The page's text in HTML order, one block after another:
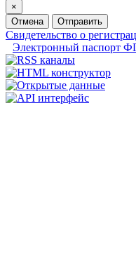
×
Отмена
Отправить
Свидетельство о
Электронный паспорт